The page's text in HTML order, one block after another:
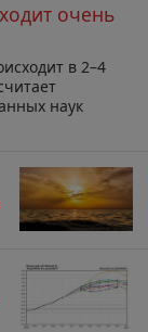
очень
в 2–4
наук